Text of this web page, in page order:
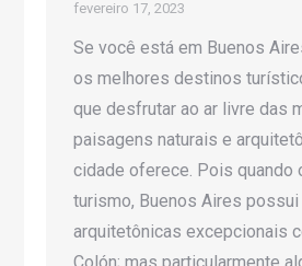
fevereiro 17, 2023
Se você está em Buenos
os melhores destinos
que desfrutar ao ar livre das
paisagens naturais e
cidade oferece. Pois quando
turismo, Buenos Aires possui
arquitetônicas excepcionais